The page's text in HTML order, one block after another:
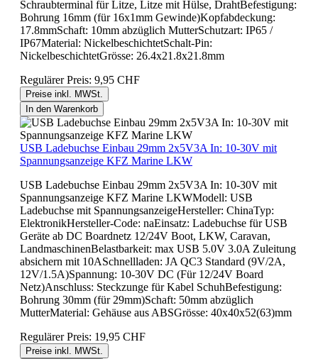
Schraubterminal für Litze, Litze mit Hülse, DrahtBefestigung:
Bohrung 16mm (für 16x1mm Gewinde)Kopfabdeckung:
17.8mmSchaft: 10mm abzüglich MutterSchutzart: IP65 /
IP67Material: NickelbeschichtetSchalt-Pin:
NickelbeschichtetGrösse: 26.4x21.8x21.8mm
Regulärer Preis: 9,95 CHF
Preise inkl. MWSt.
In den Warenkorb
USB Ladebuchse Einbau 29mm 2x5V3A In: 10-30V mit
Spannungsanzeige KFZ Marine LKW
USB Ladebuchse Einbau 29mm 2x5V3A In: 10-30V mit
Spannungsanzeige KFZ Marine LKWModell: USB
Ladebuchse mit SpannungsanzeigeHersteller: ChinaTyp:
ElektronikHersteller-Code: naEinsatz: Ladebuchse für USB
Geräte ab DC Boardnetz 12/24V Boot, LKW, Caravan,
LandmaschinenBelastbarkeit: max USB 5.0V 3.0A Zuleitung
absichern mit 10ASchnellladen: JA QC3 Standard (9V/2A,
12V/1.5A)Spannung: 10-30V DC (Für 12/24V Board
Netz)Anschluss: Steckzunge für Kabel SchuhBefestigung:
Bohrung 30mm (für 29mm)Schaft: 50mm abzüglich
MutterMaterial: Gehäuse aus ABSGrösse: 40x40x52(63)mm
Regulärer Preis: 19,95 CHF
Preise inkl. MWSt.